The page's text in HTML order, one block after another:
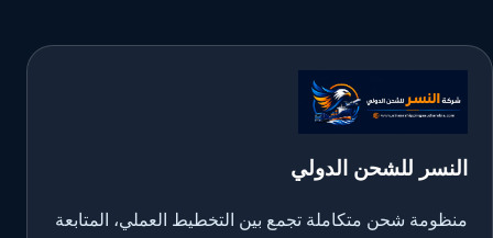
النسر للشحن الدولي
منظومة شحن متكاملة تجمع بين التخطيط العملي، المتابعة